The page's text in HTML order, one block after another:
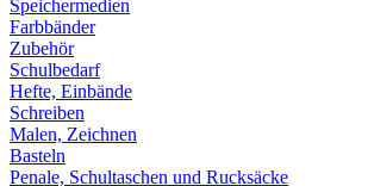
Speichermedien
Farbbänder
Zubehör
Schulbedarf
Hefte, Einbände
Schreiben
Malen, Zeichnen
Basteln
Penale, Schultaschen und Rucksäcke